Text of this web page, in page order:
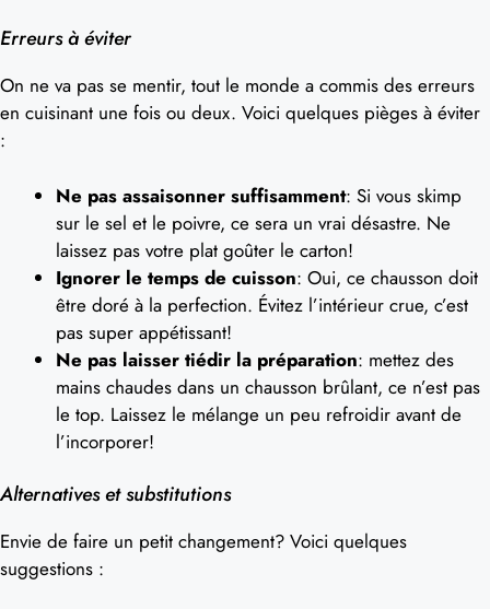
Erreurs à éviter
On ne va pas se mentir, tout le monde a commis des erreurs
en cuisinant une fois ou deux. Voici quelques pièges à éviter
:
Ne pas assaisonner suffisamment: Si vous skimp
sur le sel et le poivre, ce sera un vrai désastre. Ne
laissez pas votre plat goûter le carton!
Ignorer le temps de cuisson: Oui, ce chausson doit
être doré à la perfection. Évitez l’intérieur crue, c’est
pas super appétissant!
Ne pas laisser tiédir la préparation: mettez des
mains chaudes dans un chausson brûlant, ce n’est pas
le top. Laissez le mélange un peu refroidir avant de
l’incorporer!
Alternatives et substitutions
Envie de faire un petit changement? Voici quelques
suggestions :